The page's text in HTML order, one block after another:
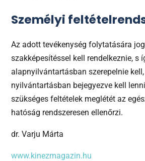
Személyi
Az adott tevékenység folytatására
szakképesítéssel kell rendelkeznie, s
alapnyilvántartásban szerepelnie
nyilvántartásban bejegyezve kell
szükséges feltételek meglétét az
hatóság rendszeresen ellenőrzi.
dr. Varju Márta
www.kinezmagazin.hu